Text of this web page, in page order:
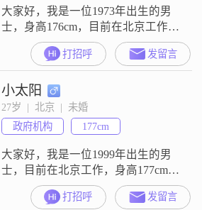
害那种3.情绪稳定 允许情绪短时间
波动，但会
大家好，我是一位1973年出生的男
士，身高176cm，目前在北京工作，
月收入超过50000元。我拥有大学本
科学历，性格稳重可靠，自信果
断，有很强的责任感和耐心包容
心。在生活中，我始终保持乐观积
极的态度，追求事业上的成功，同
时也非常注重健康养生和生活品
质。我喜欢外出旅行，通过旅行拓
宽视野，体验不同的文化和风土人
情。我认为
打招呼 发留言
小太阳
27岁  |  北京  |  未婚
政府机构
177cm
大家好，我是一位1999年出生的男
士，目前在北京工作，身高177cm，
拥有大专学历。我的月收入在5001
到8000元之间，虽然不算特别高，
打招呼 发留言